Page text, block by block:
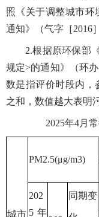
照《关于调整城市环
通知》（气字［2016
2.根据原环保部
规定>的通知》（环
数是指评价时段内，
之和，数值越大表明
2025年4月
城市
PM2.5(μg/m3)
202
5年
同期变